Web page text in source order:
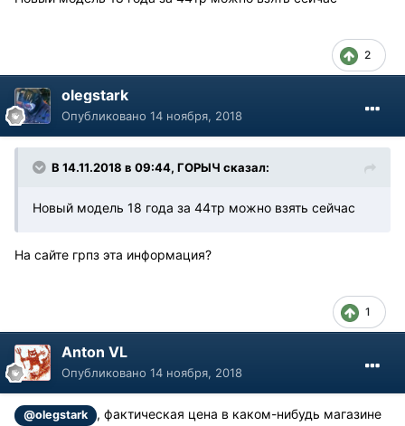
2
olegstark
Опубликовано 14 ноября, 2018
В 14.11.2018 в 09:44, ГОРЫЧ сказал:
Новый модель 18 года за 44тр можно взять сейчас
На сайте грпз эта информация?
1
Anton VL
Опубликовано 14 ноября, 2018
@olegstark
, фактическая цена в каком-нибудь магазине